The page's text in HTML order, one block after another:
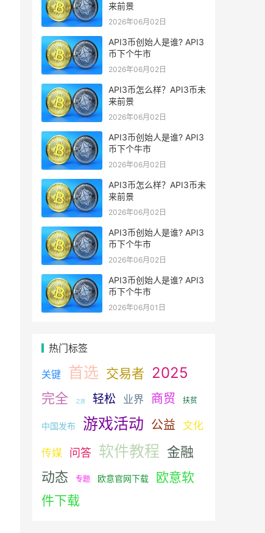
来前景
2026年06月02日
API3币创始人是谁? API3
币下个牛市
2026年06月02日
API3币怎么样？API3币未
来前景
2026年06月02日
API3币创始人是谁? API3
币下个牛市
2026年06月02日
API3币怎么样？API3币未
来前景
2026年06月02日
API3币创始人是谁? API3
币下个牛市
2026年06月02日
API3币创始人是谁? API3
币下个牛市
2026年06月01日
热门标签
关键 首选 交易者 2025
完全 之旅 轻松 业界 商贸 扶贫
中国发布 游戏活动 公益 文化
传媒 问答 软件教程 金融
动态
专题 欧意官网下载
欧意软
件下载